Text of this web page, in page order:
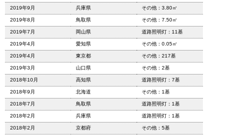
2019年9月 兵庫県 その他：3.80㎡
2019年8月 鳥取県 その他：7.50㎡
2019年7月 岡山県 道路照明灯：11基
2019年4月 愛知県 その他：0.05㎡
2019年4月 東京都 その他：217基
2019年3月 山口県 その他：2基
2018年10月 高知県 道路照明灯：7基
2018年9月 北海道 その他：1基
2018年7月 鳥取県 道路照明灯：1基
2018年2月 兵庫県 道路照明灯：1基
2018年2月 京都府 その他：5基